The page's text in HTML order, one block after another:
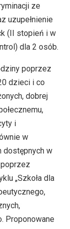
ze
uzupełnienie
(II stopień i w
dla 2 osób.
poprzez
dzieci i co
dobrej
i
w
w
„Szkoła dla
Proponowane